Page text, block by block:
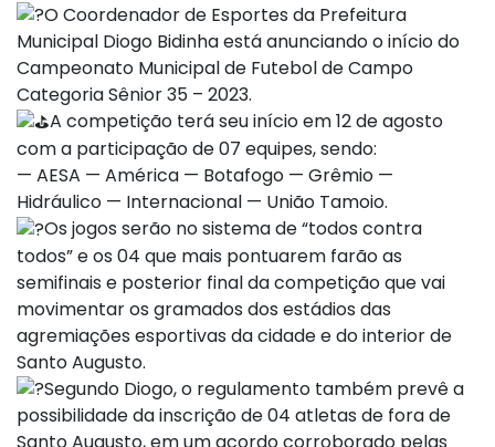
O Coordenador de Esportes da Prefeitura
Municipal Diogo Bidinha está anunciando o início do
Campeonato Municipal de Futebol de Campo
Categoria Sênior 35 – 2023.
A competição terá seu início em 12 de agosto
com a participação de 07 equipes, sendo:
— AESA — América — Botafogo — Grêmio —
Hidráulico — Internacional — União Tamoio.
Os jogos serão no sistema de “todos contra
todos” e os 04 que mais pontuarem farão as
semifinais e posterior final da competição que vai
movimentar os gramados dos estádios das
agremiações esportivas da cidade e do interior de
Santo Augusto.
Segundo Diogo, o regulamento também prevê a
possibilidade da inscrição de 04 atletas de fora de